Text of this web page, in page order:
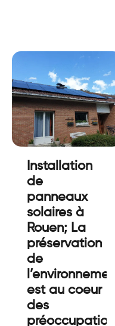
Installation
de
panneaux
solaires à
Rouen; La
préservation
de
l’environnement
est au coeur
des
préoccupations